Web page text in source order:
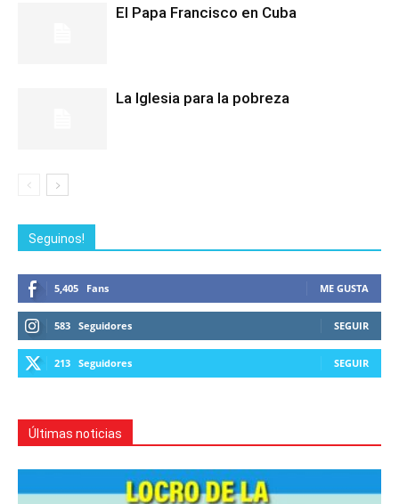
El Papa Francisco en Cuba
La Iglesia para la pobreza
Seguinos!
5,405 Fans ME GUSTA
583 Seguidores SEGUIR
213 Seguidores SEGUIR
Últimas noticias